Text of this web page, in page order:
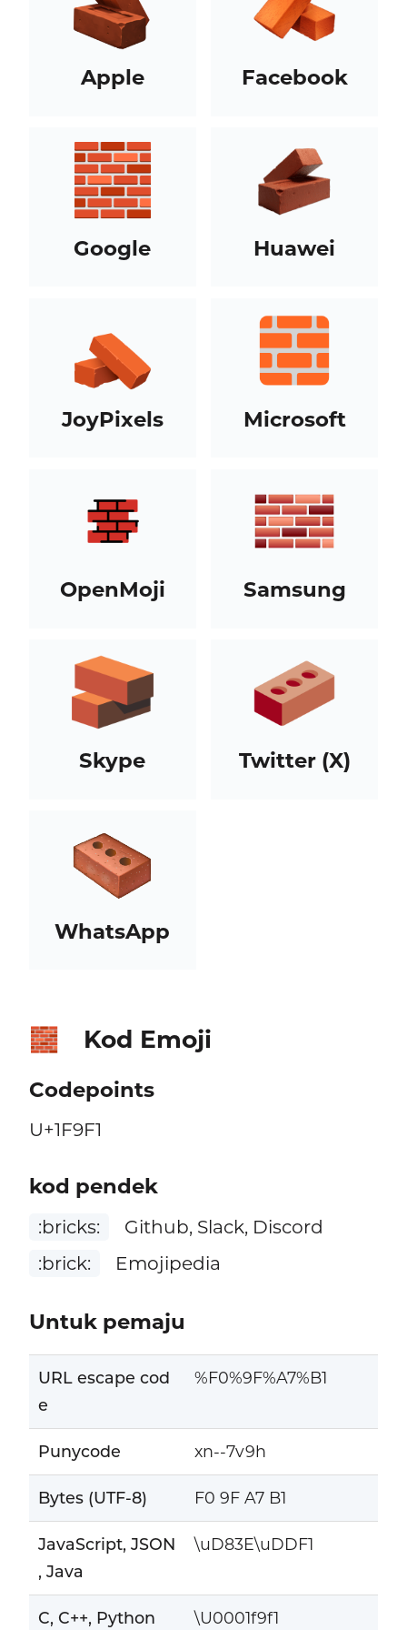
Apple Facebook
Google Huawei
JoyPixels Microsoft
OpenMoji Samsung
Skype Twitter (X)
WhatsApp
🧱 Kod Emoji
Codepoints
U+1F9F1
kod pendek
:bricks:
Github, Slack, Discord
:brick:
Emojipedia
Untuk pemaju
URL escape cod
e
%F0%9F%A7%B1
Punycode xn--7v9h
Bytes (UTF-8) F0 9F A7 B1
JavaScript, JSON
, Java
\uD83E\uDDF1
C, C++, Python \U0001f9f1